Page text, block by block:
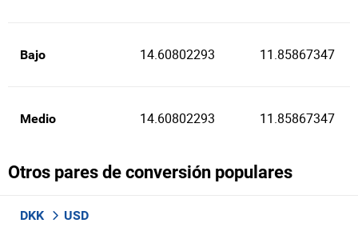
Bajo 14.60802293 11.85867347
Medio 14.60802293 11.85867347
Otros pares de conversión populares
DKK USD